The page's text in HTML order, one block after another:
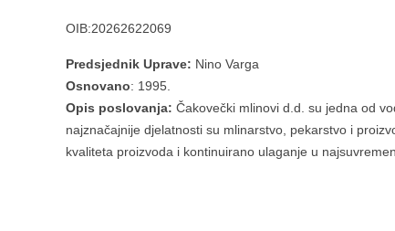
OIB:20262622069
Predsjednik Uprave: Nino Varga
Osnovano: 1995.
Opis poslovanja: Čakovečki mlinovi d.d. su jedna od
najznačajnije djelatnosti su mlinarstvo, pekarstvo i
kvaliteta proizvoda i kontinuirano ulaganje u